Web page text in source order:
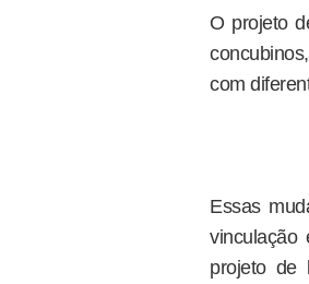
O projeto
com
Essas
vinculação
projeto de